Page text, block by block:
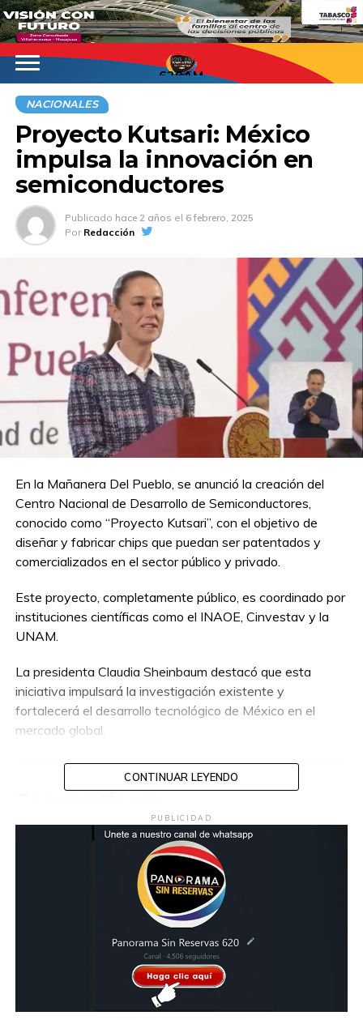
620AM
NACIONALES
Proyecto Kutsari: México
impulsa la innovación en
semiconductores
Publicado hace 2 años el 6 febrero, 2025
Por Redacción
En la Mañanera Del Pueblo, se anunció la creación del
Centro Nacional de Desarrollo de Semiconductores,
conocido como “Proyecto Kutsari”, con el objetivo de
diseñar y fabricar chips que puedan ser patentados y
comercializados en el sector público y privado.
Este proyecto, completamente público, es coordinado por
instituciones científicas como el INAOE, Cinvestav y la
UNAM.
La presidenta Claudia Sheinbaum destacó que esta
iniciativa impulsará la investigación existente y
fortalecerá el desarrollo tecnológico de México en el
mercado global.
KUTSARI
Gobierno de México brinda apoyo a
migrantes deportados
NO TE PIERDAS
CONTINUAR LEYENDO
PUBLICIDAD